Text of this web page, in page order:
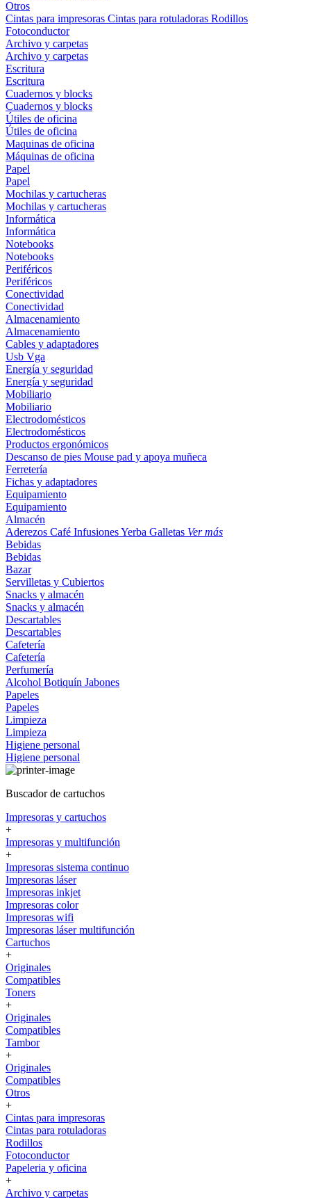
Otros
Cintas para impresoras Cintas para rotuladoras Rodillos
Fotoconductor
Archivo y carpetas
Archivo y carpetas
Escritura
Escritura
Cuadernos y blocks
Cuadernos y blocks
Útiles de oficina
Útiles de oficina
Maquinas de oficina
Máquinas de oficina
Papel
Papel
Mochilas y cartucheras
Mochilas y cartucheras
Informática
Informática
Notebooks
Notebooks
Periféricos
Periféricos
Conectividad
Conectividad
Almacenamiento
Almacenamiento
Cables y adaptadores
Usb Vga
Energía y seguridad
Energía y seguridad
Mobiliario
Mobiliario
Electrodomésticos
Electrodomésticos
Productos ergonómicos
Descanso de pies Mouse pad y apoya muñeca
Ferretería
Fichas y adaptadores
Equipamiento
Equipamiento
Almacén
Aderezos Café InfusionesYerba Galletas Ver más
Bebidas
Bebidas
Bazar
Servilletas y Cubiertos
Snacks y almacén
Snacks y almacén
Descartables
Descartables
Cafetería
Cafetería
Perfumería
Alcohol Botiquín Jabones
Papeles
Papeles
Limpieza
Limpieza
Higiene personal
Higiene personal
Buscador de cartuchos
Impresoras y cartuchos
+
Impresoras y multifunción
+
Impresoras sistema continuo
Impresoras láser
Impresoras inkjet
Impresoras color
Impresoras wifi
Impresoras láser multifunción
Cartuchos
+
Originales
Compatibles
Toners
+
Originales
Compatibles
Tambor
+
Originales
Compatibles
Otros
+
Cintas para impresoras
Cintas para rotuladoras
Rodillos
Fotoconductor
Papeleria y oficina
+
Archivo y carpetas